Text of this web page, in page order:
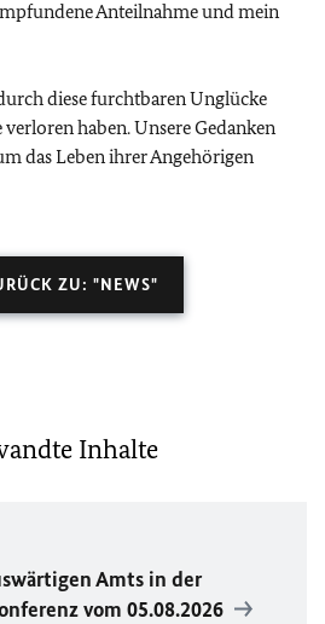
Anteilnahme und mein
diese furchtbaren Unglücke
haben. Unsere Gedanken
das Leben ihrer Angehörigen
ZU: "NEWS"
Inhalte
Amts in der
vom 05.08.2026